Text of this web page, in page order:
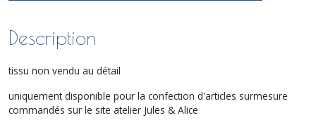
Description
tissu non vendu au détail
uniquement disponible pour la confection d'articles surmesure
commandés sur le site atelier Jules & Alice